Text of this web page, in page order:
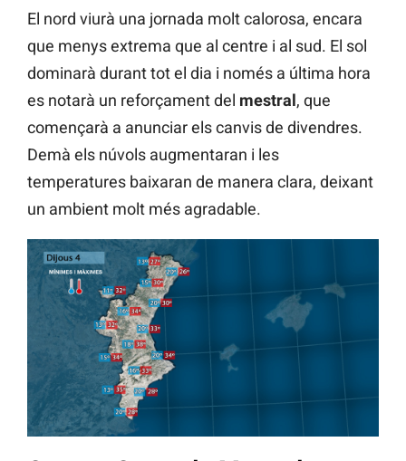
El nord viurà una jornada molt calorosa, encara
que menys extrema que al centre i al sud. El sol
dominarà durant tot el dia i només a última hora
es notarà un reforçament del mestral, que
començarà a anunciar els canvis de divendres.
Demà els núvols augmentaran i les
temperatures baixaran de manera clara, deixant
un ambient molt més agradable.